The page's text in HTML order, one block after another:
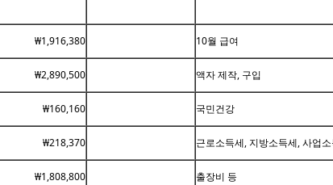
₩1,916,380 10월 급여
₩2,890,500 액자 제작, 구입
₩160,160 국민건강
₩218,370 근로소득세, 지방소득세, 사업
₩1,808,800 출장비 등